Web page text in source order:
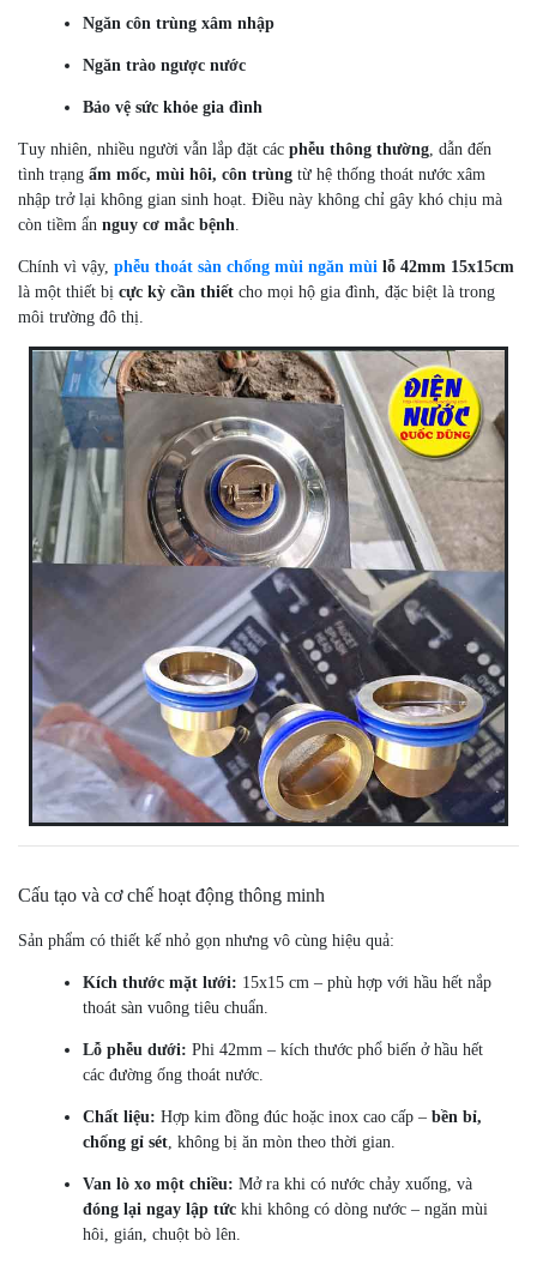
Ngăn côn trùng xâm nhập
Ngăn trào ngược nước
Bảo vệ sức khỏe gia đình
Tuy nhiên, nhiều người vẫn lắp đặt các phễu thông thường, dẫn đến
tình trạng ẩm mốc, mùi hôi, côn trùng từ hệ thống thoát nước xâm
nhập trở lại không gian sinh hoạt. Điều này không chỉ gây khó chịu mà
còn tiềm ẩn nguy cơ mắc bệnh.
Chính vì vậy, phễu thoát sàn chống mùi ngăn mùi lỗ 42mm 15x15cm
là một thiết bị cực kỳ cần thiết cho mọi hộ gia đình, đặc biệt là trong
môi trường đô thị.
Cấu tạo và cơ chế hoạt động thông minh
Sản phẩm có thiết kế nhỏ gọn nhưng vô cùng hiệu quả:
Kích thước mặt lưới: 15x15 cm – phù hợp với hầu hết nắp
thoát sàn vuông tiêu chuẩn.
Lỗ phễu dưới: Phi 42mm – kích thước phổ biến ở hầu hết
các đường ống thoát nước.
Chất liệu: Hợp kim đồng đúc hoặc inox cao cấp – bền bỉ,
chống gỉ sét, không bị ăn mòn theo thời gian.
Van lò xo một chiều: Mở ra khi có nước chảy xuống, và
đóng lại ngay lập tức khi không có dòng nước – ngăn mùi
hôi, gián, chuột bò lên.